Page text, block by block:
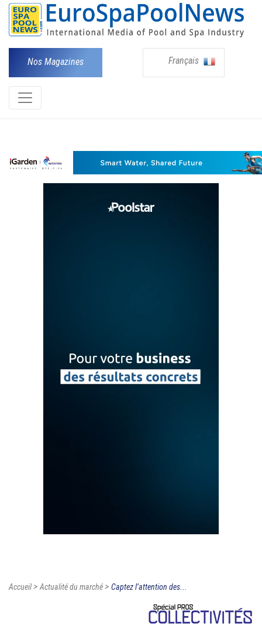
Nos Magazines Français
Accueil>Actualité du marché> Captez l’attention des...